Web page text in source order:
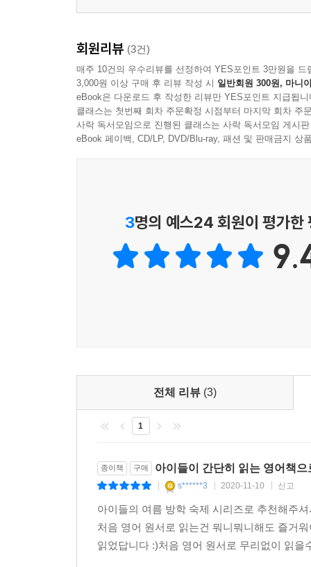
회원리뷰 (3건)
매주 10건의 우수리뷰를 선정하여 YES포인트 3만원을 드
3,000원 이상 구매 후 리뷰 작성 시 일반회원 300원, 마니
eBook은 다운로드 후 작성한 리뷰만 YES포인트 지급됩니
클래스는 첫번째 회차 주문확정 시점부터 마지막 회차 주
사락 독서모임으로 진행된 클래스는 사락 독서모임 게시
eBook 페이백, CD/LP, DVD/Blu-ray, 패션 및 판매금지 상
3명의 예스24 회원이 평가한
전체 리뷰 (3)
1
종이책 구매 아이들이 간단히 읽는 영어책
s******3 2020-11-10 신고
아이들의 여름 방학 숙제 시리즈로 추천해주
처음 영어 원서로 읽는건 뭐니뭐니해도 즐거
읽었답니다 :)처음 영어 원서로 무리없이 읽